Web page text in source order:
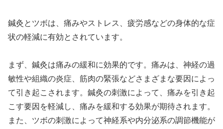
鍼灸とツボは、痛みやストレス、疲労感などの身体的な症
状の軽減に有効とされています。
まず、鍼灸は痛みの緩和に効果的です。痛みは、神経の過
敏性や組織の炎症、筋肉の緊張などさまざまな要因によっ
て引き起こされます。鍼灸の刺激によって、痛みを引き起
こす要因を軽減し、痛みを緩和する効果が期待されます。
また、ツボの刺激によって神経系や内分泌系の調節機能が